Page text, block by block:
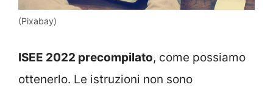
(Pixabay)
ISEE 2022 precompilato, come possiamo
ottenerlo. Le istruzioni non sono